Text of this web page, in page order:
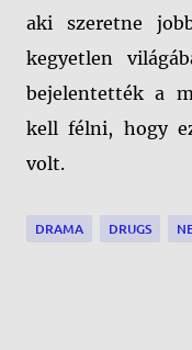
aki szeretne
kegyetlen
bejelentették a
kell félni, hogy
volt.
DRAMA DRUGS